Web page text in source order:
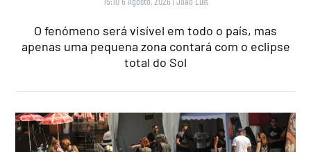
O fenómeno será visível em todo o país, mas
apenas uma pequena zona contará com o eclipse
total do Sol